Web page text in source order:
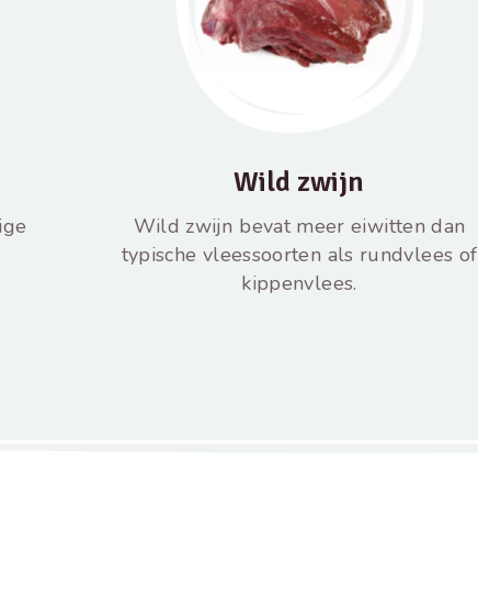
Wild zwijn
Wild zwijn bevat meer eiwitten dan
typische vleessoorten als rundvlees of
kippenvlees.